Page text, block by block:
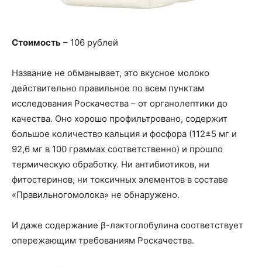
Стоимость – 106 рублей
Название не обманывает, это вкусное молоко
действительно правильное по всем пунктам
исследования Роскачества – от органолептики до
качества. Оно хорошо профильтровано, содержит
большое количество кальция и фосфора (112±5 мг и
92,6 мг в 100 граммах соответственно) и прошло
термическую обработку. Ни антибиотиков, ни
фитостеринов, ни токсичных элементов в составе
«Правильногомолока» не обнаружено.
И даже содержание β-лактоглобулина соответствует
опережающим требованиям Роскачества.